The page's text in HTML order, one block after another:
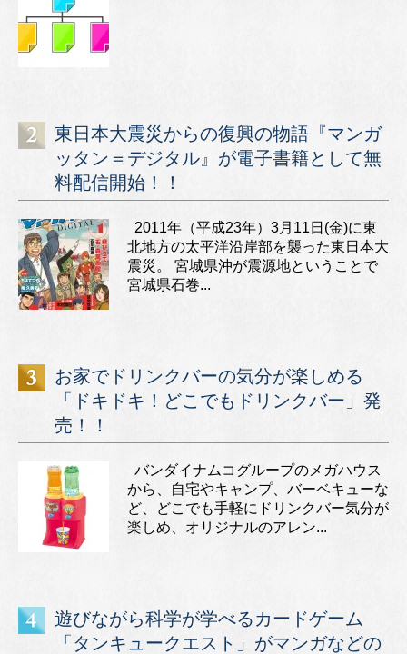
東日本大震災からの復興の物語『マンガ
ッタン＝デジタル』が電子書籍として無
料配信開始！！
2011年（平成23年）3月11日(金)に東
北地方の太平洋沿岸部を襲った東日本大
震災。 宮城県沖が震源地ということで
宮城県石巻...
お家でドリンクバーの気分が楽しめる
「ドキドキ！どこでもドリンクバー」発
売！！
バンダイナムコグループのメガハウス
から、自宅やキャンプ、バーベキューな
ど、どこでも手軽にドリンクバー気分が
楽しめ、オリジナルのアレン...
遊びながら科学が学べるカードゲーム
「タンキュークエスト」がマンガなどの